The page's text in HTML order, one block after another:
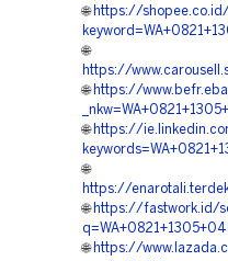
🌐 https://
🌐
https://
🌐 https://
🌐 https://
🌐
https://
🌐 https://fastwork.id/
🌐 https://